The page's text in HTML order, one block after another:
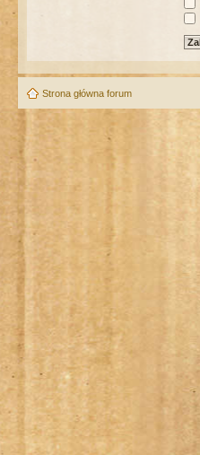
Strona główna forum